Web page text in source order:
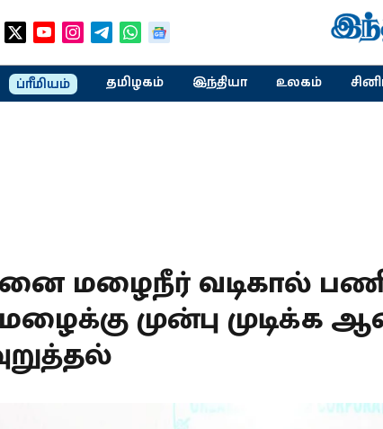
ப்ரீமியம் தமிழகம் இந்தியா உலகம்
மழைநீர் வடிகால்
முன்பு